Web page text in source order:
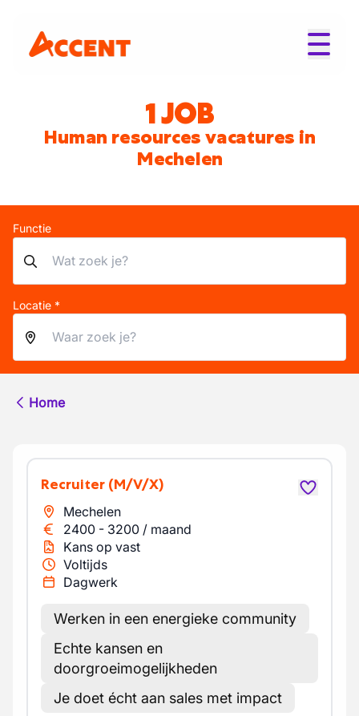
1 JOB
Human resources vacatures in
Mechelen
Functie
Locatie *
Home
Recruiter (M/V/X)
Mechelen
2400 - 3200 / maand
Kans op vast
Voltijds
Dagwerk
Werken in een energieke community
Echte kansen en
doorgroeimogelijkheden
Je doet écht aan sales met impact